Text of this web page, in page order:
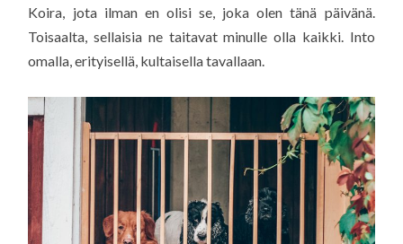
Koira, jota ilman en olisi se, joka olen tänä päivänä.
Toisaalta, sellaisia ne taitavat minulle olla kaikki. Into
omalla, erityisellä, kultaisella tavallaan.